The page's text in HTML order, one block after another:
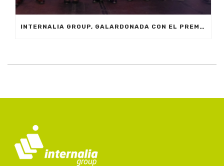
INTERNALIA GROUP, GALARDONADA CON EL PREMIO A LA INNOVACIÓN EN LOS XXIV PREMIOS EMPRESARIALES CIT MARBELLA 2024